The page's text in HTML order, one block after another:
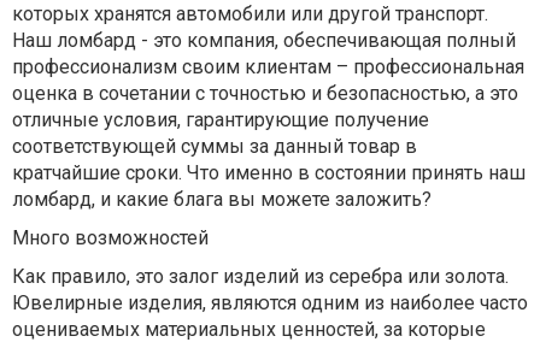
которых хранятся автомобили или другой транспорт.
Наш ломбард - это компания, обеспечивающая полный
профессионализм своим клиентам – профессиональная
оценка в сочетании с точностью и безопасностью, а это
отличные условия, гарантирующие получение
соответствующей суммы за данный товар в
кратчайшие сроки. Что именно в состоянии принять наш
ломбард, и какие блага вы можете заложить?
Много возможностей
Как правило, это залог изделий из серебра или золота.
Ювелирные изделия, являются одним из наиболее часто
оцениваемых материальных ценностей, за которые